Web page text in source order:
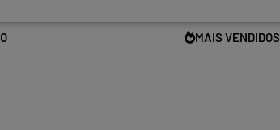
MAIS VENDIDOS